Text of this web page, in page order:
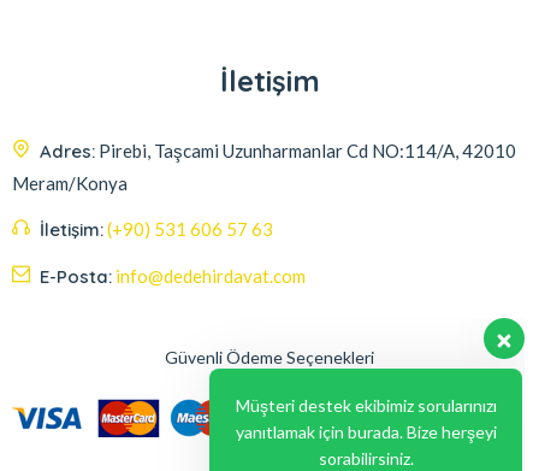
İletişim
Adres: Pirebi, Taşcami Uzunharmanlar Cd NO:114/A, 42010
Meram/Konya
İletişim:(+90) 531 606 57 63
E-Posta: info@dedehirdavat.com
Güvenli Ödeme Seçenekleri
yanıtlamak için burada. Bize herşeyi
sorabilirsiniz.